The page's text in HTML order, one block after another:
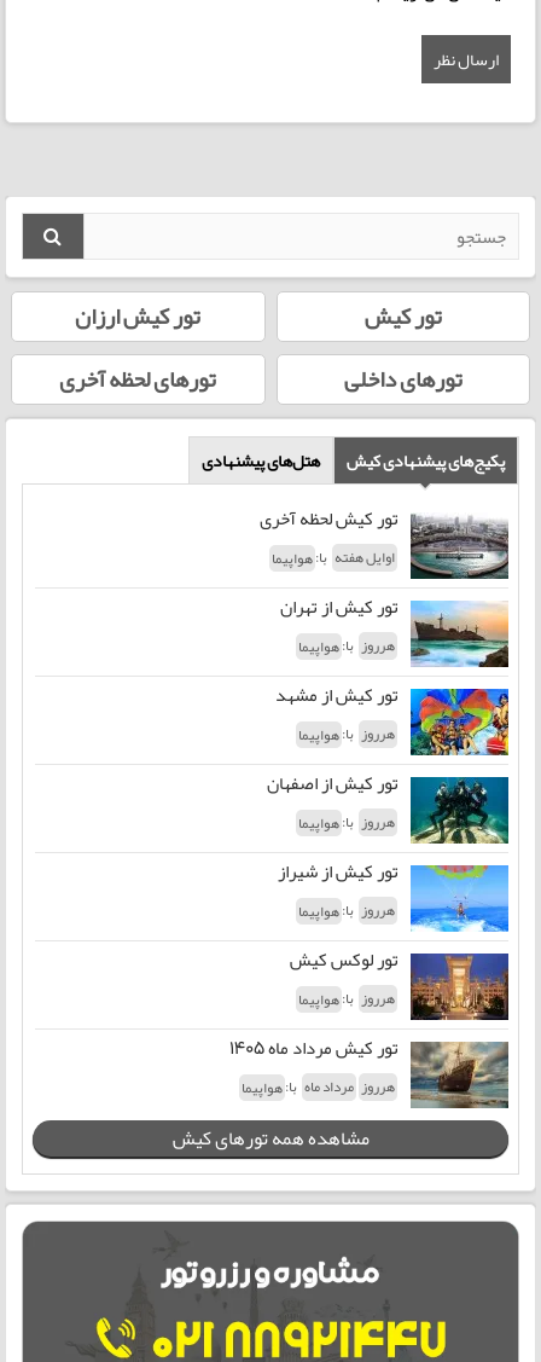
تور کیش
تور کیش ارزان
تورهای داخلی
تورهای لحظه‌ آخری
پکیج‌های پیشنهادی کیش هتل‌‌های پیشنهادی
تور کیش لحظه آخری
اوایل هفته با:هواپیما
تور کیش از تهران
هرروز با:هواپیما
تور کیش از مشهد
هرروز با:هواپیما
تور کیش از اصفهان
هرروز با:هواپیما
تور کیش از شیراز
هرروز با:هواپیما
تور لوکس کیش
هرروز با:هواپیما
تور کیش مرداد ماه 1405
هرروز مرداد ماه با:هواپیما
مشاهده همه تورهای کیش